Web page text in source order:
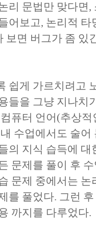
리 문법만 맞다면
어보고, 논리적
보면 버그가 좀 있
쉽게 가르치려고
들을 그냥 지나치
퓨터 언어(추상
수업에서도 술
의 지식 습득에
문제를 풀이 후
문제 중에서는
를 풀었다. 그런
까지를 다루었다.